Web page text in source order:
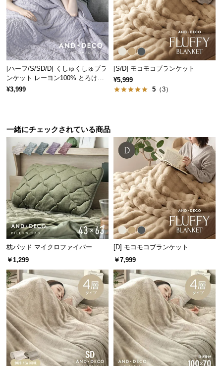
ャ
ン
セ
ル
に
つ
い
に
つ
い
会
員
規
約
に
つ
い
お
客
様
サ
ポ
[ハーフ/S/SD/D] くしゅくしゅブラ
ンケット レーヨン100% とろける
肌触り
¥3,999
[S/D] モコモコブランケット
¥5,999
5 （3）
一緒にチェックされている商品
枕パッド マイクロファイバー
￥1,299
[D] モコモコブランケット
￥7,999